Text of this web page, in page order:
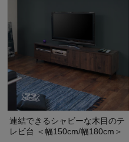
連結できるシャビーな木目のテ
レビ台 ＜幅150cm/幅180cm＞